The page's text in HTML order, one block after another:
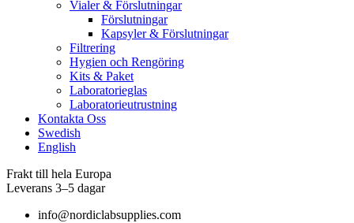
Vialer & Förslutningar
Förslutningar
Kapsyler & Förslutningar
Filtrering
Hygien och Rengöring
Kits & Paket
Laboratorieglas
Laboratorieutrustning
Kontakta Oss
Swedish
English
Frakt till hela Europa
Leverans 3–5 dagar
info@nordiclabsupplies.com